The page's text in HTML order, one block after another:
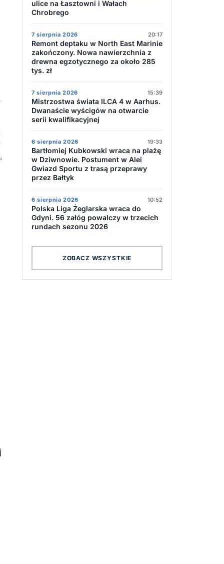
ulice na Łasztowni i Wałach
Chrobrego
7 sierpnia 2026 20:17
Remont deptaku w North East Marinie
zakończony. Nowa nawierzchnia z
drewna egzotycznego za około 285
tys. zł
7 sierpnia 2026 15:39
Mistrzostwa świata ILCA 4 w Aarhus.
Dwanaście wyścigów na otwarcie
serii kwalifikacyjnej
6 sierpnia 2026 19:33
Bartłomiej Kubkowski wraca na plażę
w Dziwnowie. Postument w Alei
Gwiazd Sportu z trasą przeprawy
przez Bałtyk
6 sierpnia 2026 10:52
Polska Liga Żeglarska wraca do
Gdyni. 56 załóg powalczy w trzecich
rundach sezonu 2026
ZOBACZ WSZYSTKIE